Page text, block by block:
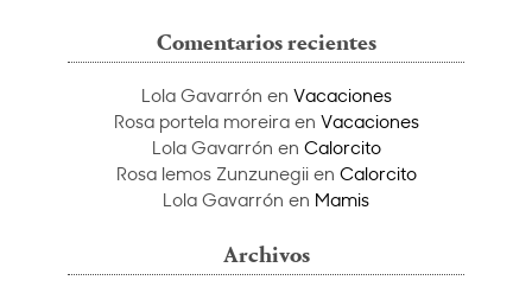
Comentarios recientes
Lola Gavarrón en Vacaciones
Rosa portela moreiraen Vacaciones
Lola Gavarrón en Calorcito
Rosa lemos Zunzunegiien Calorcito
Lola Gavarrón en Mamis
Archivos